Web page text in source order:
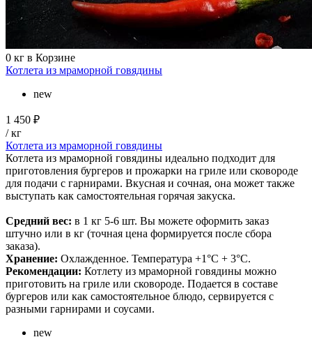
0 кг в Корзине
Котлета из мраморной говядины
new
1 450 ₽
/ кг
Котлета из мраморной говядины
Котлета из мраморной говядины идеально подходит для
приготовления бургеров и прожарки на гриле или сковороде
для подачи с гарнирами. Вкусная и сочная, она может также
выступать как самостоятельная горячая закуска.
Средний вес: в 1 кг 5-6 шт. Вы можете оформить заказ
штучно или в кг (точная цена формируется после сбора
заказа).
Хранение: Охлажденное. Температура +1°С + 3°С.
Рекомендации: Котлету из мраморной говядины можно
приготовить на гриле или сковороде. Подается в составе
бургеров или как самостоятельное блюдо, сервируется с
разными гарнирами и соусами.
new